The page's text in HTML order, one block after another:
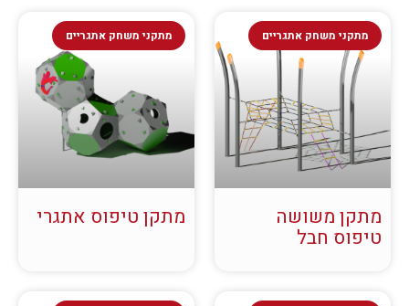
מתקני משחק אתגריים
מתקן משושה
טיפוס חבל
מתקני משחק אתגריים
מתקן טיפוס אתגרי